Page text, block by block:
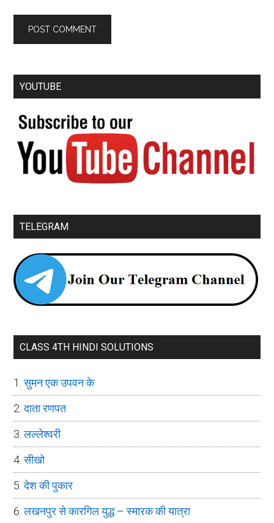
YOUTUBE
TELEGRAM
CLASS 4TH HINDI SOLUTIONS
सुमन एक उपवन के
दाता रणपत
लल्लेश्वरी
सीखो
देश की पुकार
लखनपुर से कारगिल युद्ध – स्मारक की यात्रा